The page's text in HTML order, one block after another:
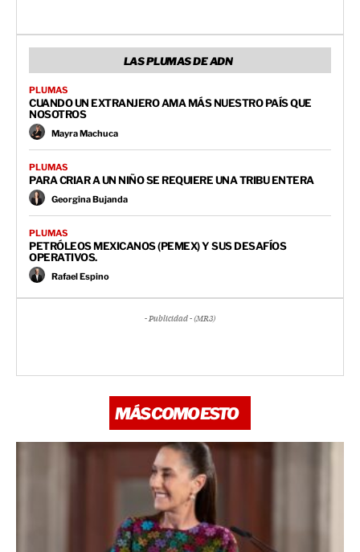
LAS PLUMAS DE ADN
PLUMAS
CUANDO UN EXTRANJERO AMA MÁS NUESTRO PAÍS QUE
NOSOTROS
Mayra Machuca
PLUMAS
PARA CRIAR A UN NIÑO SE REQUIERE UNA TRIBU ENTERA
Georgina Bujanda
PLUMAS
PETRÓLEOS MEXICANOS (PEMEX) Y SUS DESAFÍOS
OPERATIVOS.
Rafael Espino
- Publicidad - (MR3)
MÁS COMO ESTO